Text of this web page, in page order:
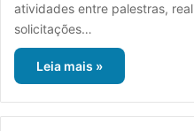
atividades entre palestras,
solicitações…
Leia mais »